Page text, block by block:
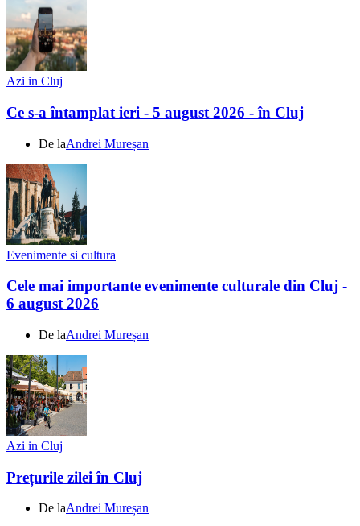
Azi in Cluj
Ce s-a întamplat ieri - 5 august 2026 - în Cluj
De laAndrei Mureșan
Evenimente si cultura
Cele mai importante evenimente culturale din Cluj -
6 august 2026
De laAndrei Mureșan
Azi in Cluj
Prețurile zilei în Cluj
De laAndrei Mureșan